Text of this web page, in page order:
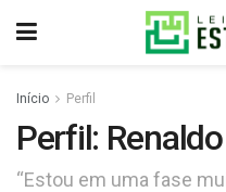
Início Perfil
Perfil:
“Estou em uma fase